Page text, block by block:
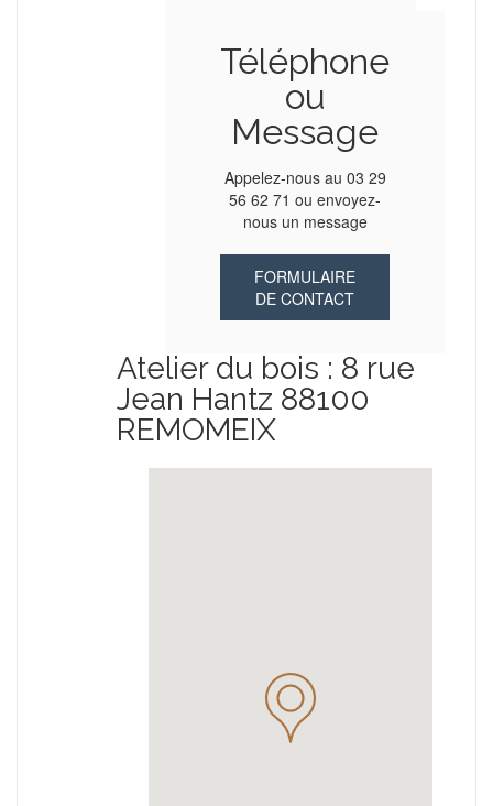
Téléphone
ou
Message
Appelez-nous au 03 29
56 62 71 ou envoyez-
nous un message
FORMULAIRE
DE CONTACT
Atelier du bois : 8 rue
Jean Hantz 88100
REMOMEIX